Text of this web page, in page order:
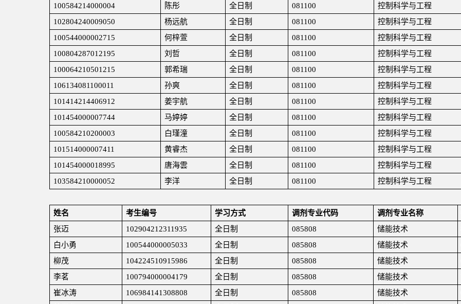
100584214000004
陈彤 全日制 081100 控制科学与工程
102804240009050
杨远航 全日制 081100 控制科学与工程
100544000002715
何梓萱 全日制 081100 控制科学与工程
100804287012195
刘哲 全日制 081100 控制科学与工程
100064210501215
郭希瑞 全日制 081100 控制科学与工程
106134081100011
孙爽 全日制 081100 控制科学与工程
101414214406912
姜宇航 全日制 081100 控制科学与工程
101454000007744
马婷婷 全日制 081100 控制科学与工程
100584210200003
白瑾潼 全日制 081100 控制科学与工程
101514000007411
黄睿杰 全日制 081100 控制科学与工程
101454000018995
唐海雲 全日制 081100 控制科学与工程
103584210000052
李洋 全日制 081100 控制科学与工程
姓名 考生编号 学习方式 调剂专业代码 调剂专业名称
张迈
102904212311935 全日制 085808 储能技术
白小勇
100544000005033 全日制 085808 储能技术
柳茂
104224510915986 全日制 085808 储能技术
李茗
100794000004179 全日制 085808 储能技术
崔冰涛
106984141308808 全日制 085808 储能技术